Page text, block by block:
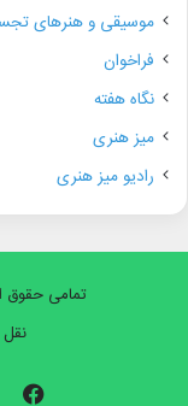
موسیقی و هنرهای
فراخوان
نگاه هفته
میز هنری
رادیو میز هنری
تمامی حقوق